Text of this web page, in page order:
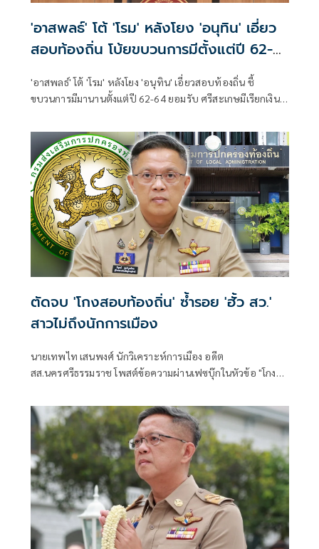
'อาสพลธ์' โต้ 'โรม' หลังโยง 'อนุทิน' เอี่ยว
สอบท้องถิ่น โบ้ยขบวนการมีตั้งแต่ปี 62-
'อาสพลธ์' โต้ 'โรม' หลังโยง 'อนุทิน' เอี่ยวสอบท้องถิ่น ชี้
ขบวนการมีมานานตั้งแต่ปี 62-64 ยอมรับ ศรีสะเกษมีเรียกเงิน
สาวให้ถึงผู้ได้รับผลประโยชน์แท้จริง เผย 'ภท.' เตรียมดันแก้
กฎหมายปิดช่องโหว่เอาผิดสอบทุจริตทุกหน่วยงาน
ตัดจบ 'โกงสอบท้องถิ่น' ซ้ำรอย 'ฮั้ว สว.'
สาวไม่ถึงนักการเมือง
นายเทพไท เสนพงศ์ นักวิเคราะห์การเมือง อดีต
สส.นครศรีธรรมราช โพสต์ข้อความผ่านเฟซบุ๊กในหัวข้อ "โกง